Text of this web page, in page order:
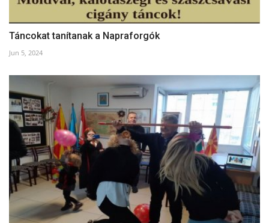
Táncokat tanítanak a Napraforgók
Jun 5, 2024